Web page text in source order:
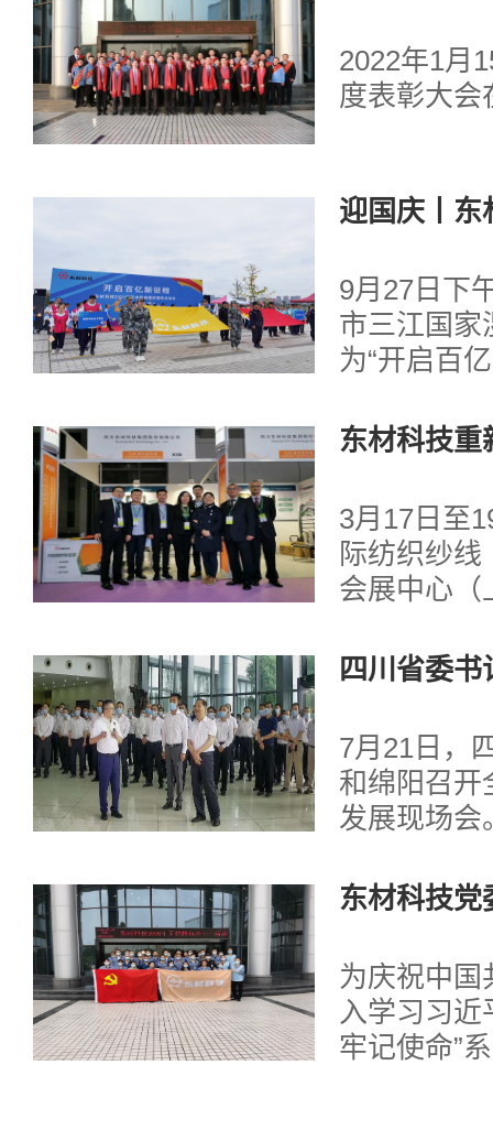
2022年1月
度表彰大会
迎国庆丨东
9月27日下
市三江国家
为“开启百
东材科技重
3月17日至
际纺织纱
会展中心（
览会，从切
魅力。...
四川省委
7月21日，
和绵阳召开
发展现场会
超的陪同下
解技术研
型升级、战
方面情况。
东材科技党
为庆祝中国
入学习习近
牢记使命”